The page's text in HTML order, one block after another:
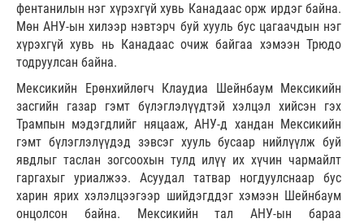
фентанилын нэг хүрэхгүй хувь Канадаас орж ирдэг байна.
Мөн АНУ-ын хилээр нэвтэрч буй хууль бус цагаачдын нэг
хүрэхгүй хувь нь Канадаас очиж байгаа хэмээн Трюдо
тодруулсан байна.
Мексикийн Ерөнхийлөгч Клаудиа Шейнбаум Мексикийн
засгийн газар гэмт бүлэглэлүүдтэй хэлцэл хийсэн гэх
Трампын мэдэгдлийг няцааж, АНУ-д хандан Мексикийн
гэмт бүлэглэлүүдэд зэвсэг хууль бусаар нийлүүлж буй
явдлыг таслан зогсоохын тулд илүү их хүчин чармайлт
гаргахыг уриалжээ. Асуудал татвар ногдуулснаар бус
харин ярих хэлэлцээгээр шийдэгддэг хэмээн Шейнбаум
онцолсон байна. Мексикийн тал АНУ-ын бараа